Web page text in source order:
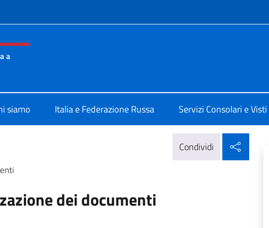
e menù
a
siamo Italia e Federazione Russa Servizi Consolari e Visti
Condividi
dei documenti